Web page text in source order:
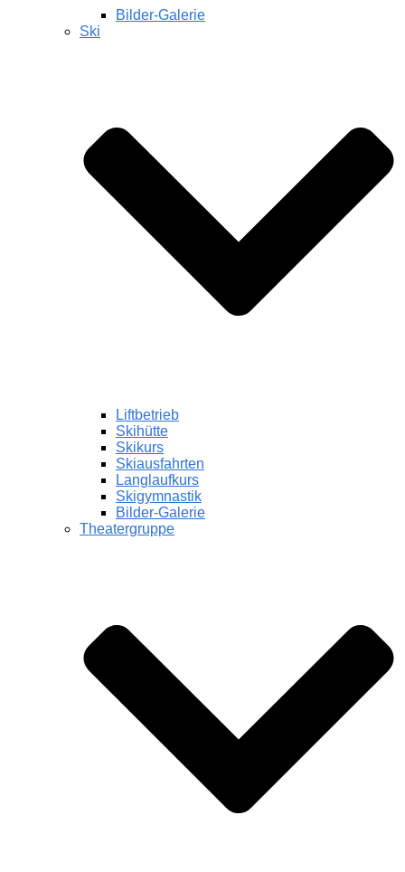
Bilder-Galerie
Ski
Liftbetrieb
Skihütte
Skikurs
Skiausfahrten
Langlaufkurs
Skigymnastik
Bilder-Galerie
Theatergruppe